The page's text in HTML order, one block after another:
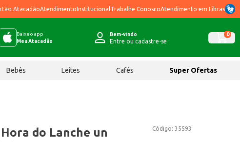
AtacadãoAtendimentoInstitucional Trabalhe ConoscoAtendimento em Libras
Baixe o app
Meu Atacadão
Bem-vindo
Entre ou cadastre-se
0
Bebês Leites Cafés Super Ofertas
Código: 35593
do Lanche un